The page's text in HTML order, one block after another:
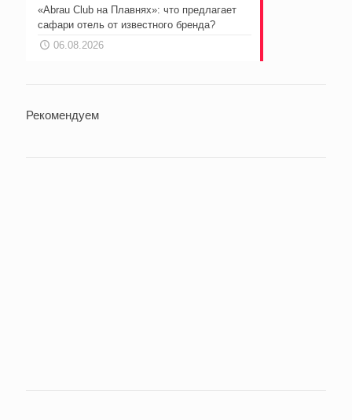
«Abrau Club на Плавнях»: что предлагает
сафари отель от известного бренда?
06.08.2026
Рекомендуем